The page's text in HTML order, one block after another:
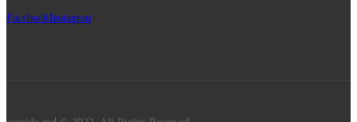
FacebookInstagran